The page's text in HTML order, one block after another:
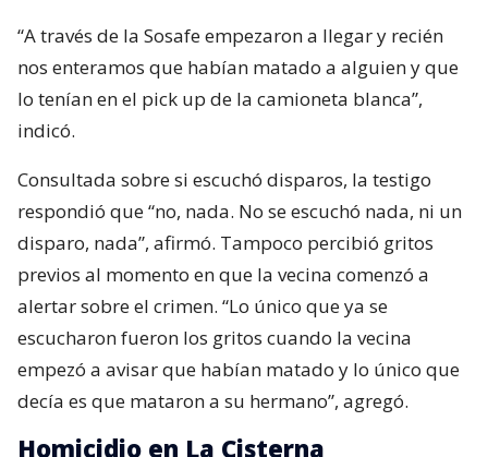
“A través de la Sosafe empezaron a llegar y recién
nos enteramos que habían matado a alguien y que
lo tenían en el pick up de la camioneta blanca”,
indicó.
Consultada sobre si escuchó disparos, la testigo
respondió que “no, nada. No se escuchó nada, ni un
disparo, nada”, afirmó. Tampoco percibió gritos
previos al momento en que la vecina comenzó a
alertar sobre el crimen. “Lo único que ya se
escucharon fueron los gritos cuando la vecina
empezó a avisar que habían matado y lo único que
decía es que mataron a su hermano”, agregó.
Homicidio en La Cisterna